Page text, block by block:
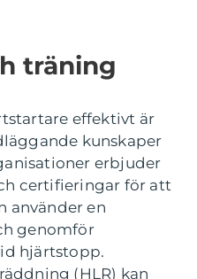
träning
effektivt är
kunskaper
erbjuder
certifieringar för att
använder en
genomför
hjärtstopp.
(HLR) kan